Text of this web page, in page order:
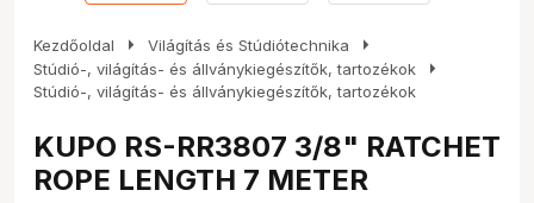
Kezdőoldal arrow_right Világítás és Stúdiótechnika arrow_right
Stúdió-, világítás- és állványkiegészítők, tartozékok arrow_right
Stúdió-, világítás- és állványkiegészítők, tartozékok
KUPO RS-RR3807 3/8" RATCHET
ROPE LENGTH 7 METER